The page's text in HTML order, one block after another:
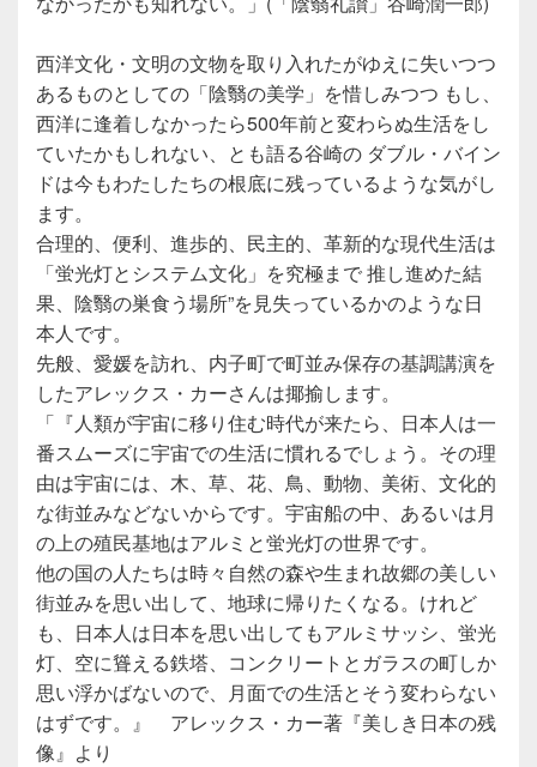
西洋文化・文明の文物を取り入れたがゆえに失いつつ
あるものとしての「陰翳の美学」を惜しみつつ もし、
西洋に逢着しなかったら500年前と変わらぬ生活をし
ていたかもしれない、とも語る谷崎の ダブル・バイン
ドは今もわたしたちの根底に残っているような気がし
ます。
合理的、便利、進歩的、民主的、革新的な現代生活は
「蛍光灯とシステム文化」を究極まで 推し進めた結
果、陰翳の巣食う場所”を見失っているかのような日
本人です。
先般、愛媛を訪れ、内子町で町並み保存の基調講演を
したアレックス・カーさんは揶揄します。
「『人類が宇宙に移り住む時代が来たら、日本人は一
番スムーズに宇宙での生活に慣れるでしょう。その理
由は宇宙には、木、草、花、鳥、動物、美術、文化的
な街並みなどないからです。宇宙船の中、あるいは月
の上の殖民基地はアルミと蛍光灯の世界です。
他の国の人たちは時々自然の森や生まれ故郷の美しい
街並みを思い出して、地球に帰りたくなる。けれど
も、日本人は日本を思い出してもアルミサッシ、蛍光
灯、空に聳える鉄塔、コンクリートとガラスの町しか
思い浮かばないので、月面での生活とそう変わらない
はずです。』 アレックス・カー著『美しき日本の残
像』より